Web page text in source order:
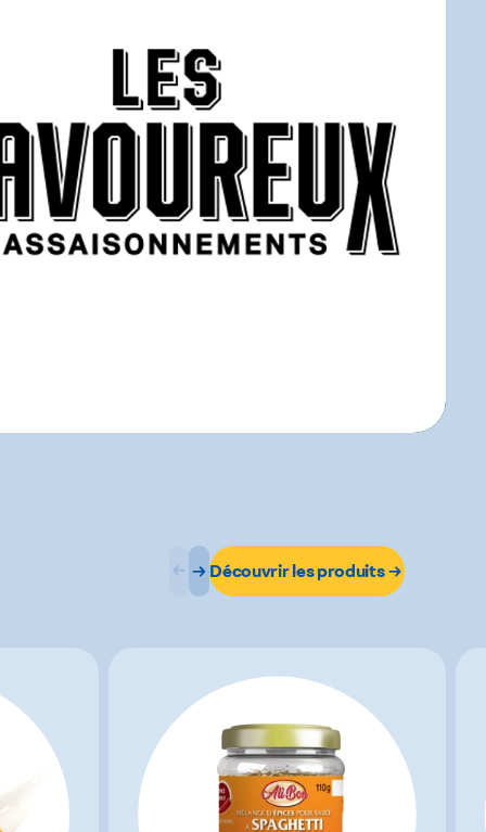
Découvrir les produits